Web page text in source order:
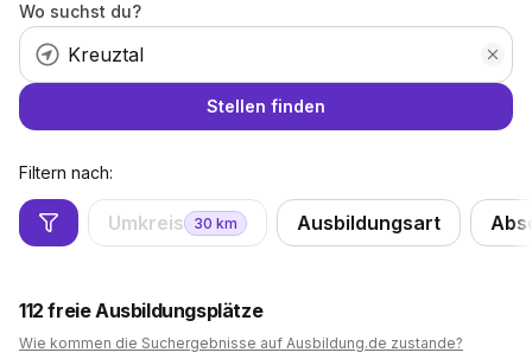
Wo suchst du?
Stellen finden
Filtern nach:
Umkreis 30 km Ausbildungsart
112 freie Ausbildungsplätze
Wie kommen die Suchergebnisse auf Ausbildung.de zustande?